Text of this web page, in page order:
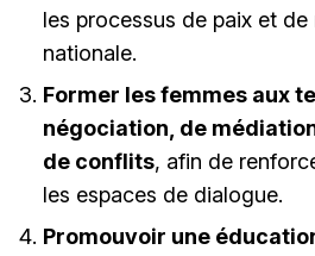
les processus de paix et
nationale.
Former les femmes aux
négociation, de
de conflits, afin de
les espaces de dialogue.
Promouvoir une